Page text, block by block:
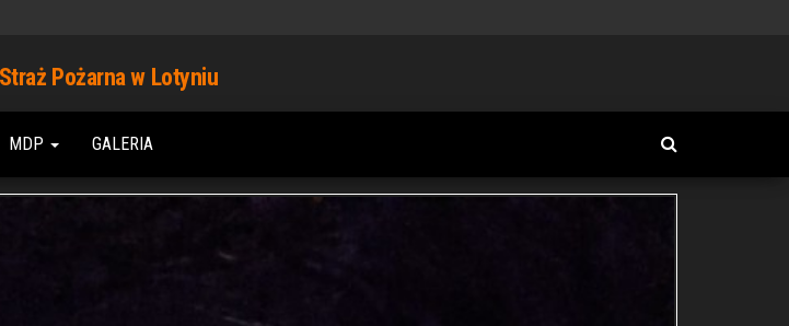
Pożarna w Lotyniu
MDP GALERIA